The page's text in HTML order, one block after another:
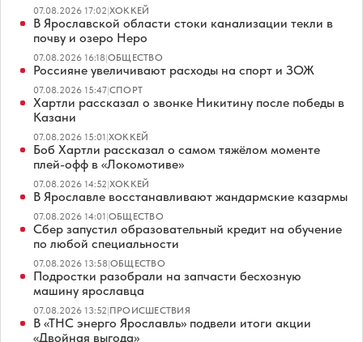
07.08.2026 17:02|ХОККЕЙ
В Ярославской области стоки канализации текли в
почву и озеро Неро
07.08.2026 16:18|ОБЩЕСТВО
Россияне увеличивают расходы на спорт и ЗОЖ
07.08.2026 15:47|СПОРТ
Хартли рассказал о звонке Никитину после победы в
Казани
07.08.2026 15:01|ХОККЕЙ
Боб Хартли рассказал о самом тяжёлом моменте
плей-офф в «Локомотиве»
07.08.2026 14:52|ХОККЕЙ
В Ярославле восстанавливают жандармские казармы
07.08.2026 14:01|ОБЩЕСТВО
Сбер запустил образовательный кредит на обучение
по любой специальности
07.08.2026 13:58|ОБЩЕСТВО
Подростки разобрали на запчасти бесхозную
машину ярославца
07.08.2026 13:52|ПРОИСШЕСТВИЯ
В «ТНС энерго Ярославль» подвели итоги акции
«Двойная выгода»